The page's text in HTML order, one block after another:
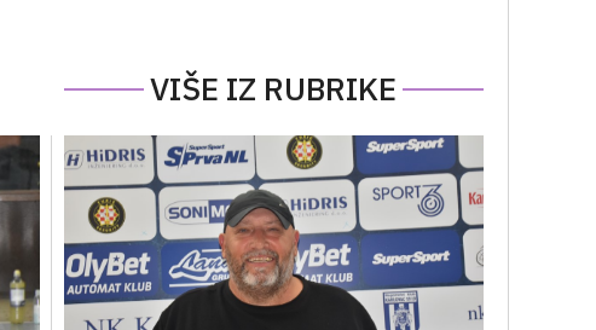
VIŠE IZ RUBRIKE